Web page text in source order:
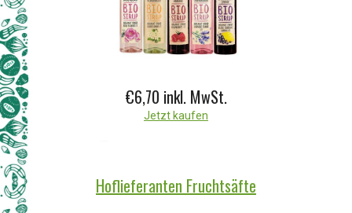
€6,70 inkl. MwSt.
Jetzt kaufen
Hoflieferanten Fruchtsäfte